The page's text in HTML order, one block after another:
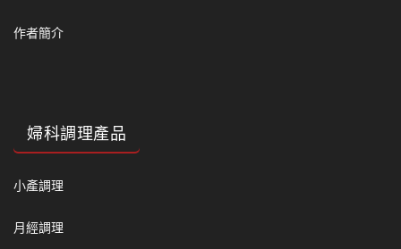
作者簡介
婦科調理產品
小產調理
月經調理